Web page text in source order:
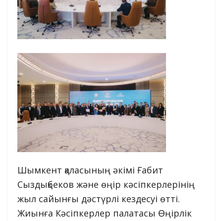
Шымкент қаласының әкімі Ғабит
Сыздықбеков және өңір кәсіпкерлерінің
жыл сайынғы дәстүрлі кездесуі өтті.
Жиынға Кәсіпкерлер палатасы Өңірлік